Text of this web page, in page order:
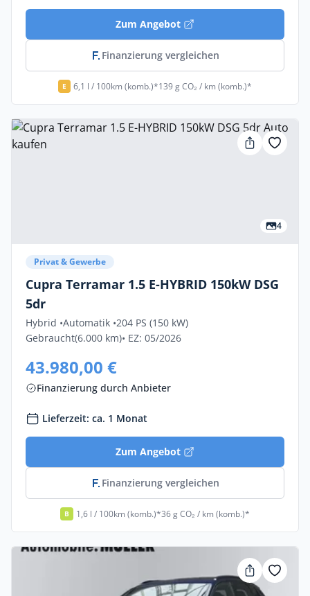
Zum Angebot
Finanzierung vergleichen
E 6,1 l / 100km (komb.)*139 g CO₂ / km (komb.)*
4
Privat & Gewerbe
Cupra Terramar 1.5 E-HYBRID 150kW DSG
5dr
Hybrid •Automatik •204 PS (150 kW)
Gebraucht(6.000 km)• EZ: 05/2026
43.980,00 €
Finanzierung durch Anbieter
Lieferzeit: ca. 1 Monat
Zum Angebot
Finanzierung vergleichen
B 1,6 l / 100km (komb.)*36 g CO₂ / km (komb.)*